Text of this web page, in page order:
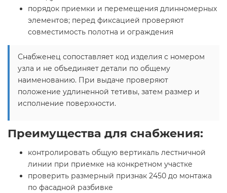
порядок приемки и перемещения длинномерных
элементов; перед фиксацией проверяют
совместимость полотна и ограждения
Снабженец сопоставляет код изделия с номером
узла и не объединяет детали по общему
наименованию. При выдаче проверяют
положение удлиненной тетивы, затем размер и
исполнение поверхности.
Преимущества для снабжения:
контролировать общую вертикаль лестничной
линии при приемке на конкретном участке
проверить размерный признак 2450 до монтажа
по фасадной разбивке